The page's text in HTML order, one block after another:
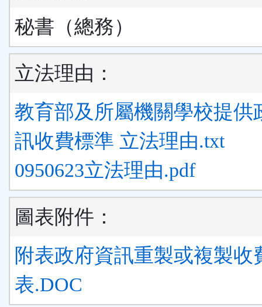
秘書（總務）
立法理由：
教育部及所屬機關學校提供
訊收費標準 立法理由.txt
0950623立法理由.pdf
圖表附件：
附表政府資訊重製或複製收
表.DOC